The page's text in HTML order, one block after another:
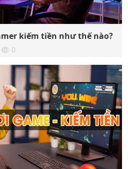
kiếm tiền như thế nào?
0